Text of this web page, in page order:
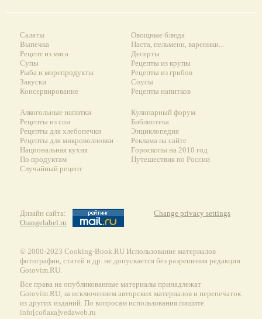
Салаты
Выпечка
Рецепт из мяса
Супы
Рыба и морепродукты
Закуски
Консервирование
Овощные блюда
Паста, пельмени, вареники...
Десерты
Рецепты из крупы
Рецепты из грибов
Соусы
Рецепты напитков
Алкогольные напитки
Рецепты из сои
Рецепты для хлебопечки
Рецепты для микроволновки
Национальная кухня
По продуктам
Случайный рецепт
Кулинарный форум
Библиотека
Энциклопедия
Реклама на сайте
Гороскопы на 2010 год
Путешествия по России
Дизайн сайта:
Orangelabel.ru
Change privacy settings
© 2000-2023 Сooking-Book.RU Использование материалов
фотографии, статей и др. не допускается без разрешения редакции
Gotovim.RU.
Все права на опубликованные материалы принадлежат
Gotovim.RU, за исключением авторских материалов и перепечаток
из других изданий. По вопросам использования пишите
info[собака]vedaweb.ru